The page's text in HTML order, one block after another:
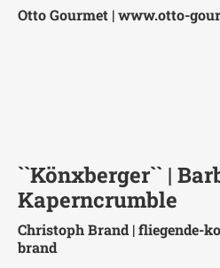
Otto Gourmet |www.otto-
``Könxberger`` |
Kaperncrumble
Christoph Brand |fliegende-
brand